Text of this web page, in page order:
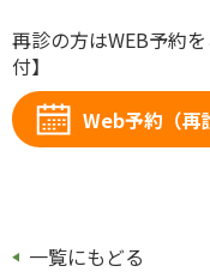
再診の方はWEB予約
付】
Web予約（再
一覧にもどる